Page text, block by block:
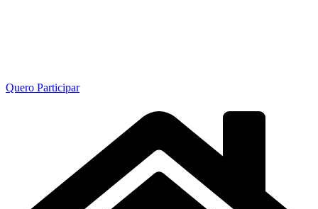
Quero Participar